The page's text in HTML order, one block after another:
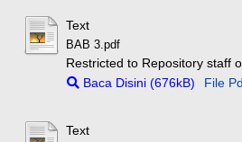
Text
BAB 3.pdf
Restricted to Repository staff
Baca Disini (676kB)
File
Text